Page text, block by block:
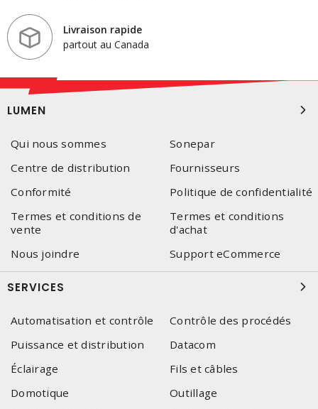
Livraison rapide
partout au Canada
LUMEN
Qui nous sommes
Sonepar
Centre de distribution
Fournisseurs
Conformité
Politique de confidentialité
Termes et conditions de
vente
Termes et conditions
d'achat
Nous joindre
Support eCommerce
SERVICES
Automatisation et contrôle
Contrôle des procédés
Puissance et distribution
Datacom
Éclairage
Fils et câbles
Domotique
Outillage